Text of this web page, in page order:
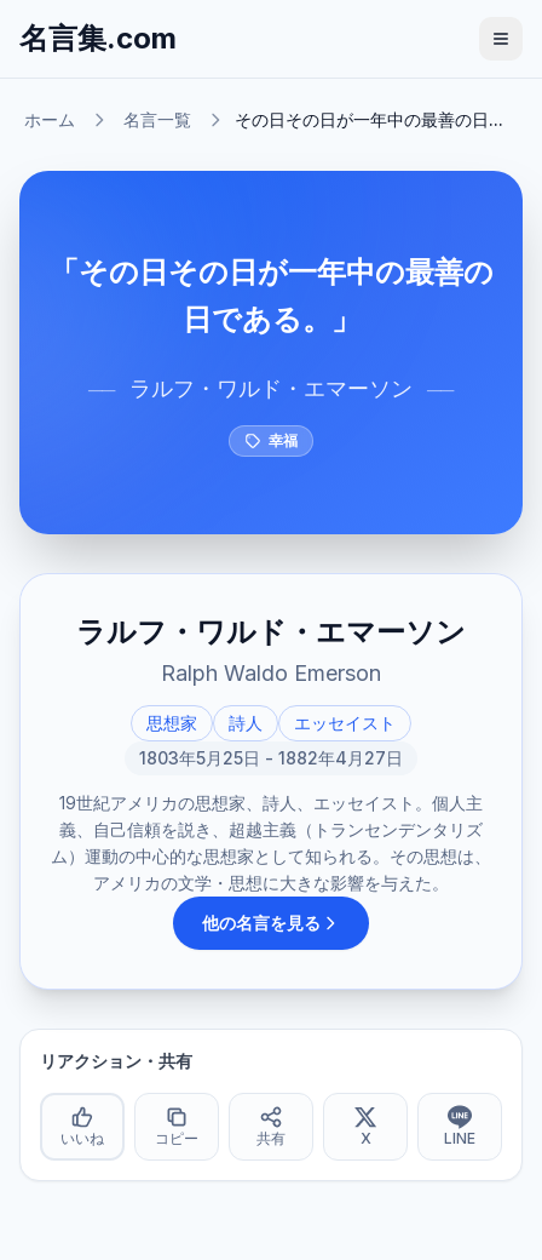
名言集.com
ホーム 名言一覧 その日その日が一年中の最善の日...
「その日その日が一年中の最善の
日である。」
── ラルフ・ワルド・エマーソン ──
幸福
ラルフ・ワルド・エマーソン
Ralph Waldo Emerson
思想家 詩人
エッセイスト
1803年5月25日 - 1882年4月27日
19世紀アメリカの思想家、詩人、エッセイスト。個人主
義、自己信頼を説き、超越主義（トランセンデンタリズ
ム）運動の中心的な思想家として知られる。その思想は、
アメリカの文学・思想に大きな影響を与えた。
他の名言を見る
リアクション・共有
いいね コピー 共有 X LINE